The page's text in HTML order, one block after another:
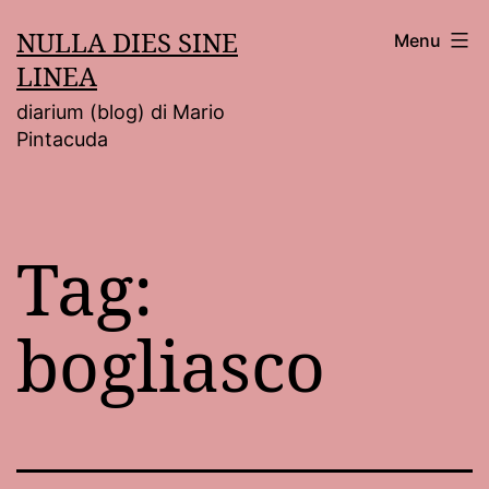
al
contenuto
NULLA DIES SINE
LINEA
diarium (blog) di Mario
Pintacuda
Menu
Tag:
bogliasco